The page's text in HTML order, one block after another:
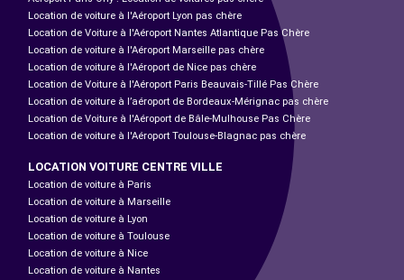
Location de voiture à l'Aéroport Lyon pas chère
Location de Voiture à l'Aéroport Nantes Atlantique Pas Chère
Location de voiture à l'Aéroport Marseille pas chère
Location de voiture à l'Aéroport de Nice pas chère
Location de Voiture à l'Aéroport Paris Beauvais-Tillé Pas Chère
Location de voiture à l’aéroport de Bordeaux-Mérignac pas chère
Location de Voiture à l'Aéroport de Bâle-Mulhouse Pas Chère
Location de voiture à l'Aéroport Toulouse-Blagnac pas chère
LOCATION VOITURE CENTRE VILLE
Location de voiture à Paris
Location de voiture à Marseille
Location de voiture à Lyon
Location de voiture à Toulouse
Location de voiture à Nice
Location de voiture à Nantes